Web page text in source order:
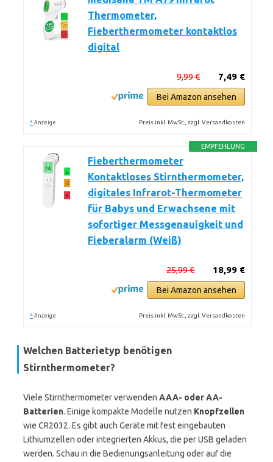
Thermometer,
Fieberthermometer kontaktlos
digital
7,49 €
9,99 €
Bei Amazon ansehen
* Anzeige Preis inkl. MwSt., zzgl. Versandkosten
EMPFEHLUNG
Fieberthermometer
Kontaktloses Stirnthermometer,
digitales Infrarot-Thermometer
für Babys und Erwachsene mit
sofortiger Messgenauigkeit und
Fieberalarm (Weiß)
18,99 €
25,99 €
Bei Amazon ansehen
* Anzeige Preis inkl. MwSt., zzgl. Versandkosten
Welchen Batterietyp benötigen
Stirnthermometer?
Viele Stirnthermometer verwenden AAA- oder AA-
Batterien. Einige kompakte Modelle nutzen Knopfzellen
wie CR2032. Es gibt auch Geräte mit fest eingebauten
Lithiumzellen oder integrierten Akkus, die per USB geladen
werden. Schau in die Bedienungsanleitung oder auf die